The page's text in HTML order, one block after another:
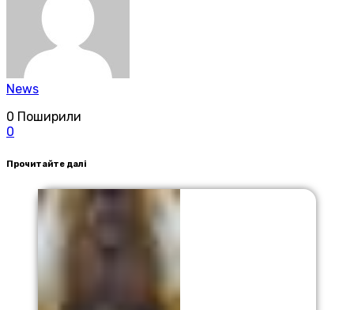
News
0 Поширили
0
Прочитайте далі